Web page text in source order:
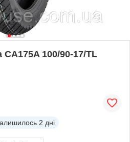
100/90-17/TL
2 дні